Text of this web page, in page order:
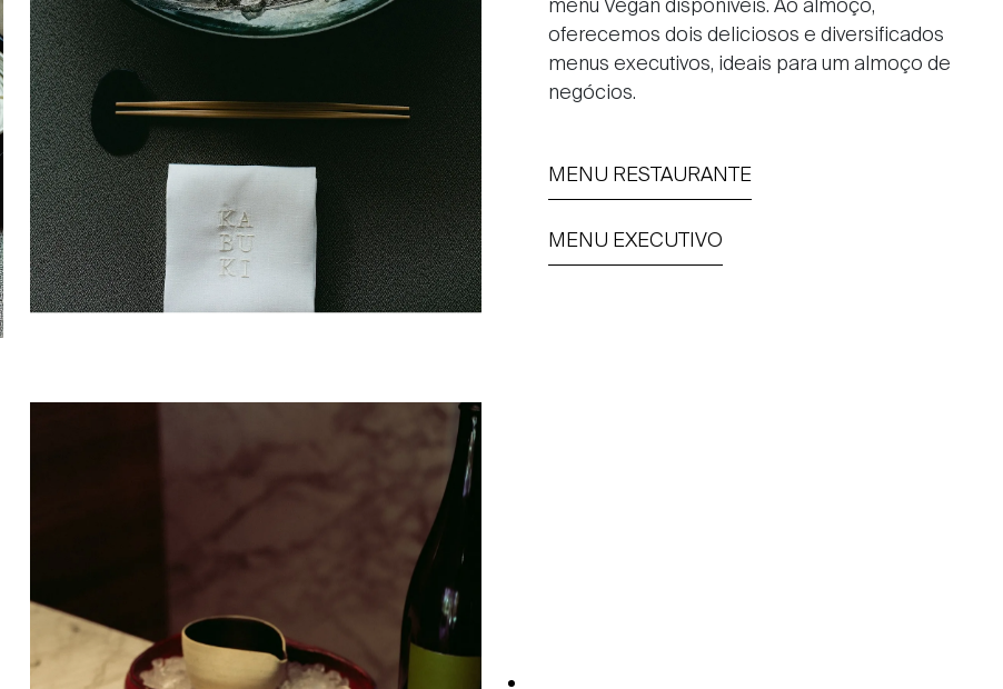
menu Vegan disponíveis. Ao almoço,
oferecemos dois deliciosos e diversificados
menus executivos, ideais para um almoço de
negócios.
MENU RESTAURANTE
MENU EXECUTIVO